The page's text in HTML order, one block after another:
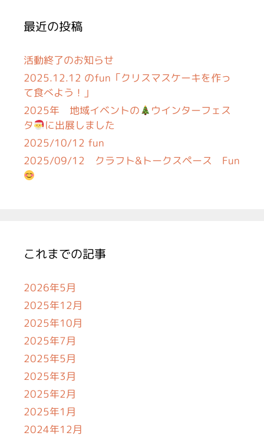
最近の投稿
活動終了のお知らせ
2025.12.12 のfun「クリスマスケーキを作っ
て食べよう！」
2025年 地域イベントの
ウインターフェス
タ
に出展しました
2025/10/12 fun
2025/09/12 クラフト&トークスペース Fun
これまでの記事
2026年5月
2025年12月
2025年10月
2025年7月
2025年5月
2025年3月
2025年2月
2025年1月
2024年12月